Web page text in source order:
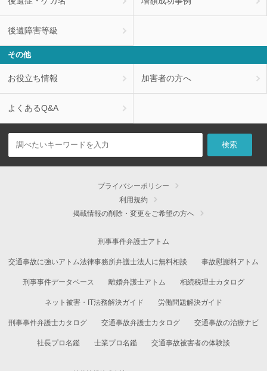
後遺障害等級
その他
お役立ち情報 加害者の方へ
よくあるQ&A
プライバシーポリシー
利用規約
掲載情報の削除・変更をご希望の方へ
刑事事件弁護士アトム
交通事故に強いアトム法律事務所弁護士法人に無料相談 事故慰謝料アトム
刑事事件データベース 離婚弁護士アトム 相続税理士カタログ
ネット被害・IT法務解決ガイド 労働問題解決ガイド
刑事事件弁護士カタログ 交通事故弁護士カタログ 交通事故の治療ナビ
社長プロ名鑑 士業プロ名鑑 交通事故被害者の体験談